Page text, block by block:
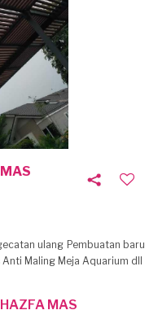
ulang Pembuatan baru
Maling Meja Aquarium dll
MAS